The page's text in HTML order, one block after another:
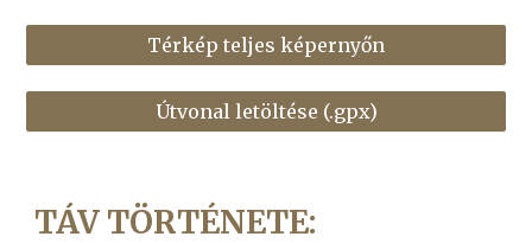
Térkép teljes képernyőn
Útvonal letöltése (.gpx)
TÁV TÖRTÉNETE: